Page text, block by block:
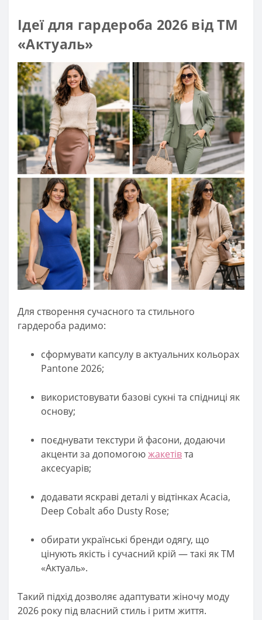
Ідеї для гардероба 2026 від ТМ
«Актуаль»
Для створення сучасного та стильного
гардероба радимо:
сформувати капсулу в актуальних кольорах
Pantone 2026;
використовувати базові сукні та спідниці як
основу;
поєднувати текстури й фасони, додаючи
акценти за допомогоюжакетівта
аксесуарів;
додавати яскраві деталі у відтінках Acacia,
Deep Cobalt або Dusty Rose;
обирати українські бренди одягу, що
цінують якість і сучасний крій — такі як ТМ
«Актуаль».
Такий підхід дозволяє адаптувати жіночу моду
2026 року під власний стиль і ритм життя.